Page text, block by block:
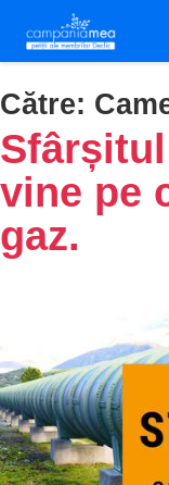
main
content
Către:
vine pe
gaz.